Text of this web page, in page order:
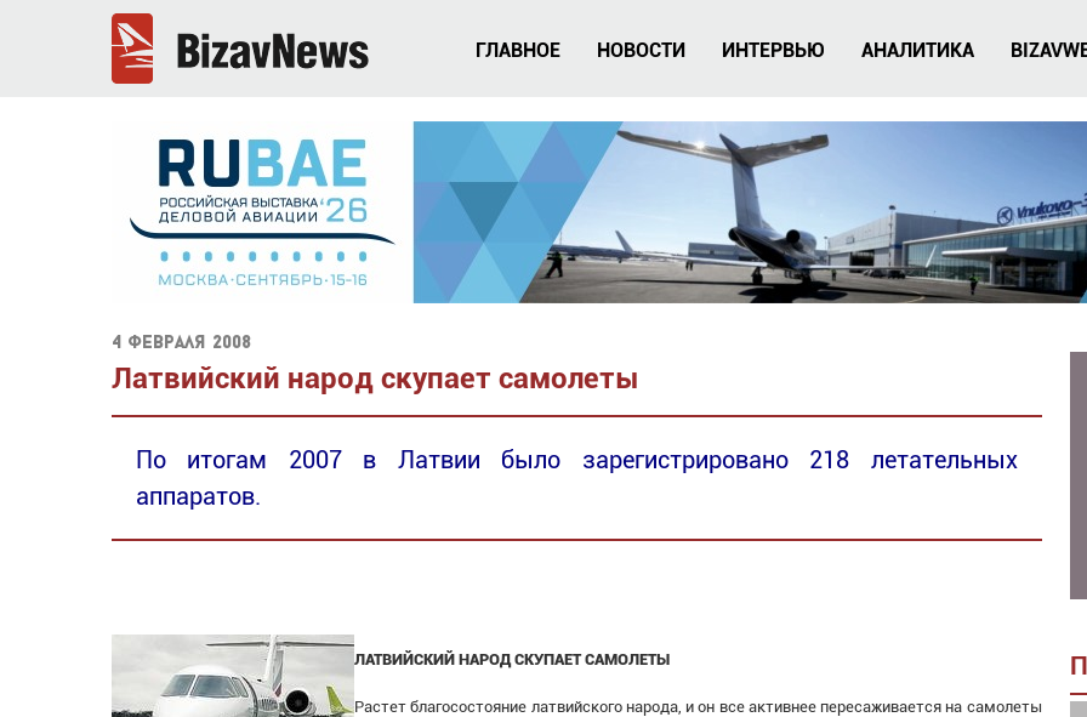
ГЛАВНОЕ НОВОСТИ ИНТЕРВЬЮ АНАЛИТИКА
4 февраля 2008
Латвийский народ скупает самолеты
По итогам 2007 в Латвии было зарегистрировано 218 летательных
аппаратов.
ЛАТВИЙСКИЙ НАРОД СКУПАЕТ САМОЛЕТЫ
Растет благосостояние латвийского народа, и он все активнее пересаживается на самолеты